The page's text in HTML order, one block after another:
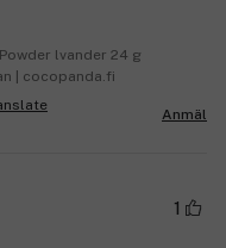
lvander 24 g
| cocopanda.fi
Anmäl
1